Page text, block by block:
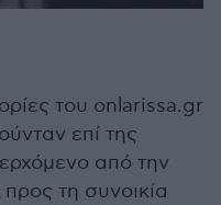
του onlarissa.gr
επί της
από την
τη συνοικία